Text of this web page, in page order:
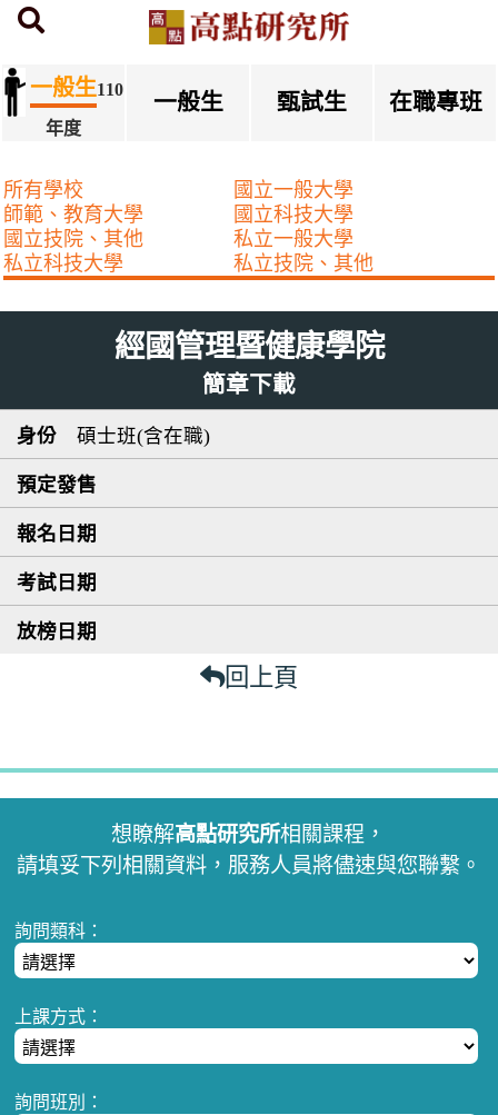
首頁 研究所簡章下載
一般生110
年度
一般生 甄試生 在職專班
所有學校
國立一般大學
師範、教育大學
國立科技大學
國立技院、其他
私立一般大學
私立科技大學
私立技院、其他
經國管理暨健康學院
簡章下載
碩士班(含在職)
回上頁
想瞭解高點研究所相關課程，
請填妥下列相關資料，服務人員將儘速與您聯繫。
詢問類科：
上課方式：
詢問班別：